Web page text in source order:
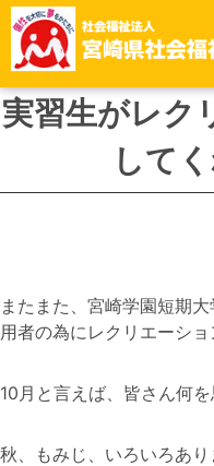
ホーム>高千穂学園>実習生が
実習生がレク
して
またまた、宮崎学園短期
用者の為にレクリエーシ
10月と言えば、皆さん何
秋、もみじ、いろいろあ